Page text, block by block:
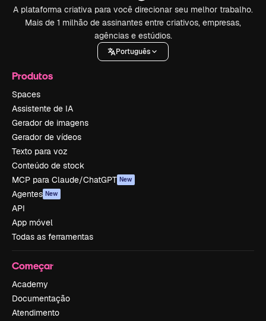
A plataforma criativa para você direcionar seu melhor trabalho.
Mais de 1 milhão de assinantes entre criativos, empresas,
agências e estúdios.
Português
Produtos
Spaces
Assistente de IA
Gerador de imagens
Gerador de vídeos
Texto para voz
Conteúdo de stock
MCP para Claude/ChatGPT New
Agentes New
API
App móvel
Todas as ferramentas
Começar
Academy
Documentação
Atendimento